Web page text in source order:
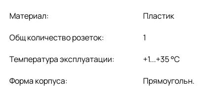
Материал:
Пластик
Общ количество розеток:
1
Температура эксплуатации:
+1...+35 °C
Форма корпуса:
Прямоугольн.